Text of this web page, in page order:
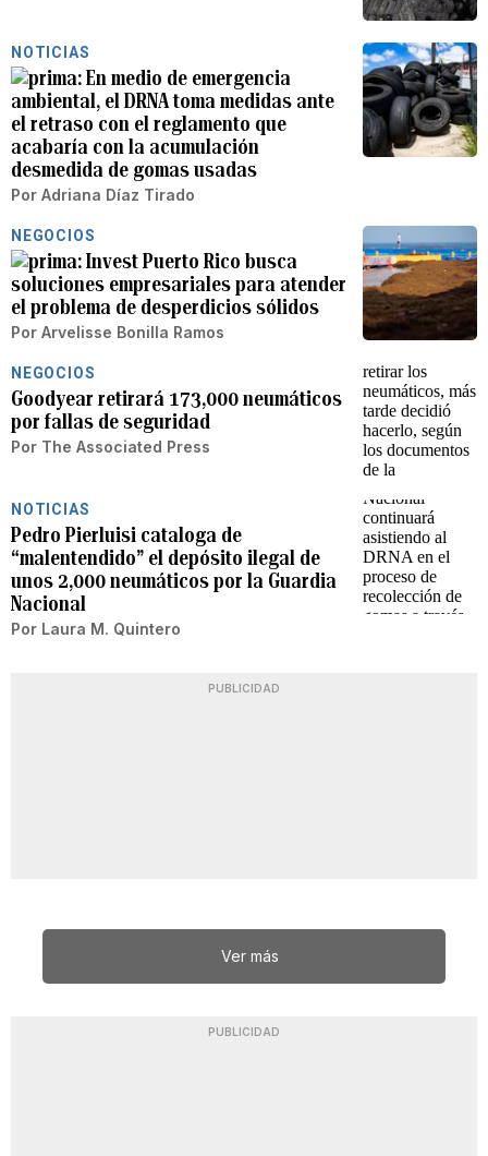
NOTICIAS
En medio de emergencia
ambiental, el DRNA toma medidas ante
el retraso con el reglamento que
acabaría con la acumulación
desmedida de gomas usadas
Por Adriana Díaz Tirado
NEGOCIOS
Invest Puerto Rico busca
soluciones empresariales para atender
el problema de desperdicios sólidos
Por Arvelisse Bonilla Ramos
NEGOCIOS
Goodyear retirará 173,000 neumáticos
por fallas de seguridad
Por The Associated Press
NOTICIAS
Pedro Pierluisi cataloga de
“malentendido” el depósito ilegal de
unos 2,000 neumáticos por la Guardia
Nacional
Por Laura M. Quintero
PUBLICIDAD
Ver más
PUBLICIDAD